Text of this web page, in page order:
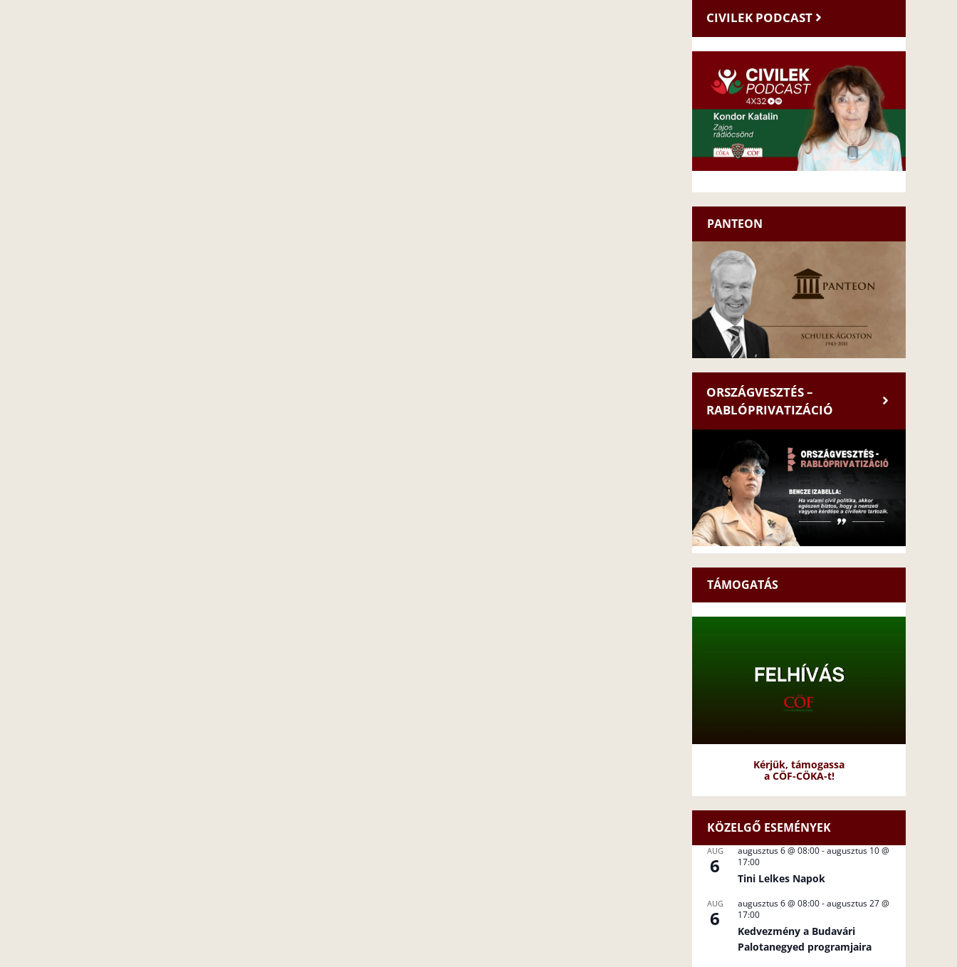
CIVILEK PODCAST
PANTEON
ORSZÁGVESZTÉS –
RABLÓPRIVATIZÁCIÓ
TÁMOGATÁS
Kérjük, támogassa
a CÖF-CÖKA-t!
KÖZELGŐ ESEMÉNYEK
AUG
6
augusztus 6 @ 08:00-augusztus 10 @
17:00
Tini Lelkes Napok
AUG
6
augusztus 6 @ 08:00-augusztus 27 @
17:00
Kedvezmény a Budavári
Palotanegyed programjaira